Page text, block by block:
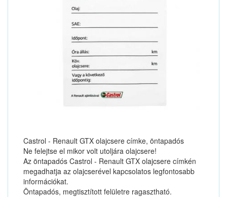
Castrol - Renault GTX olajcsere címke, öntapadós
Ne felejtse el mikor volt utoljára olajcsere!
Az öntapadós Castrol - Renault GTX olajcsere címkén
megadhatja az olajcserével kapcsolatos legfontosabb
információkat.
Öntapadós, megtisztított felületre ragasztható.